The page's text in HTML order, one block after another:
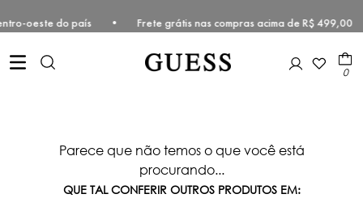
Centro-oeste do país • Frete grátis nas compras acima de R$
0
Parece que não temos o que você está
procurando...
QUE TAL CONFERIR OUTROS PRODUTOS EM: